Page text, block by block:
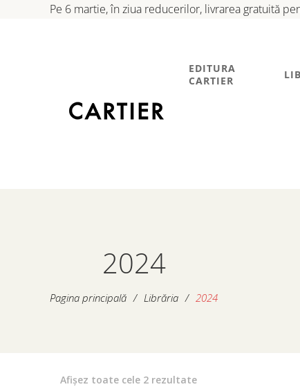
Pe 6 martie, în ziua reducerilor, livrarea gratuită
EDITURA
CARTIER
2024
Pagina principală / Librăria / 2024
Afișez toate cele 2 rezultateSortat